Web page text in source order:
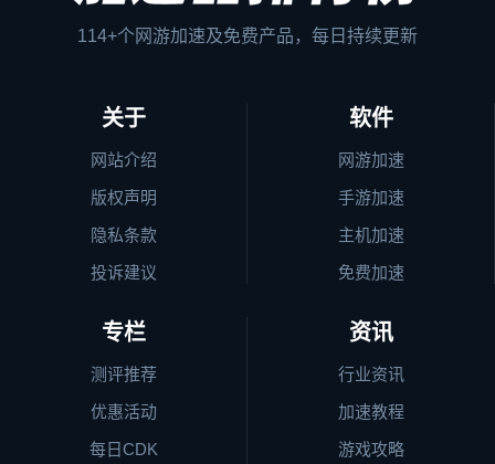
114+个网游加速及免费产品，每日持续更新
关于
网站介绍
版权声明
隐私条款
投诉建议
软件
网游加速
手游加速
主机加速
免费加速
专栏
测评推荐
优惠活动
每日CDK
资讯
行业资讯
加速教程
游戏攻略